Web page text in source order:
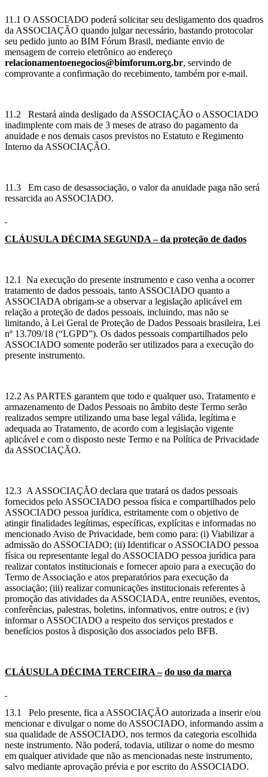
11.1 O ASSOCIADO poderá solicitar seu desligamento dos quadros
da ASSOCIAÇÃO quando julgar necessário, bastando protocolar
seu pedido junto ao BIM Fórum Brasil, mediante envio de
mensagem de correio eletrônico ao endereço
relacionamentoenegocios@bimforum.org.br, servindo de
comprovante a confirmação do recebimento, também por e-mail.
11.2 Restará ainda desligado da ASSOCIAÇÃO o ASSOCIADO
inadimplente com mais de 3 meses de atraso do pagamento da
anuidade e nos demais casos previstos no Estatuto e Regimento
Interno da ASSOCIAÇÃO.
11.3 Em caso de desassociação, o valor da anuidade paga não será
ressarcida ao ASSOCIADO.
CLÁUSULA DÉCIMA SEGUNDA – da proteção de dados
12.1 Na execução do presente instrumento e caso venha a ocorrer
tratamento de dados pessoais, tanto ASSOCIADO quanto a
ASSOCIADA obrigam-se a observar a legislação aplicável em
relação a proteção de dados pessoais, incluindo, mas não se
limitando, à Lei Geral de Proteção de Dados Pessoais brasileira, Lei
nº 13.709/18 (“LGPD”). Os dados pessoais compartilhados pelo
ASSOCIADO somente poderão ser utilizados para a execução do
presente instrumento.
12.2 As PARTES garantem que todo e qualquer uso, Tratamento e
armazenamento de Dados Pessoais no âmbito deste Termo serão
realizados sempre utilizando uma base legal válida, legítima e
adequada ao Tratamento, de acordo com a legislação vigente
aplicável e com o disposto neste Termo e na Política de Privacidade
da ASSOCIAÇÃO.
12.3 A ASSOCIAÇÃO declara que tratará os dados pessoais
fornecidos pelo ASSOCIADO pessoa física e compartilhados pelo
ASSOCIADO pessoa jurídica, estritamente com o objetivo de
atingir finalidades legítimas, específicas, explícitas e informadas no
mencionado Aviso de Privacidade, bem como para: (i) Viabilizar a
admissão do ASSOCIADO; (ii) Identificar o ASSOCIADO pessoa
física ou representante legal do ASSOCIADO pessoa jurídica para
realizar contatos institucionais e fornecer apoio para a execução do
Termo de Associação e atos preparatórios para execução da
associação; (iii) realizar comunicações institucionais referentes à
promoção das atividades da ASSOCIADA, entre reuniões, eventos,
conferências, palestras, boletins, informativos, entre outros; e (iv)
informar o ASSOCIADO a respeito dos serviços prestados e
benefícios postos à disposição dos associados pelo BFB.
CLÁUSULA DÉCIMA TERCEIRA – do uso da marca
13.1 Pelo presente, fica a ASSOCIAÇÃO autorizada a inserir e/ou
mencionar e divulgar o nome do ASSOCIADO, informando assim a
sua qualidade de ASSOCIADO, nos termos da categoria escolhida
neste instrumento. Não poderá, todavia, utilizar o nome do mesmo
em qualquer atividade que não as mencionadas neste instrumento,
salvo mediante aprovação prévia e por escrito do ASSOCIADO.